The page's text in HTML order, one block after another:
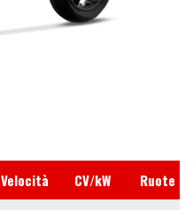
Velocità CV/kW Ruote